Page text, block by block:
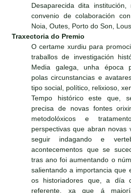
Desaparecida dita
convenio de colaboración
Noia, Outes, Porto do Son,
Traxectoria do Premio
O certame xurdiu para
traballos de investigación
Media galega, unha época
polas circunstancias e
tipo social, político, relixioso,
Tempo histórico este que,
precisa de novas fontes
metodolóxicos e
perspectivas que abran novas
seguir indagando e
acontecementos que se
tras ano foi aumentando o
salientando a importancia que
os historiadores que, a día
referente, xa que á